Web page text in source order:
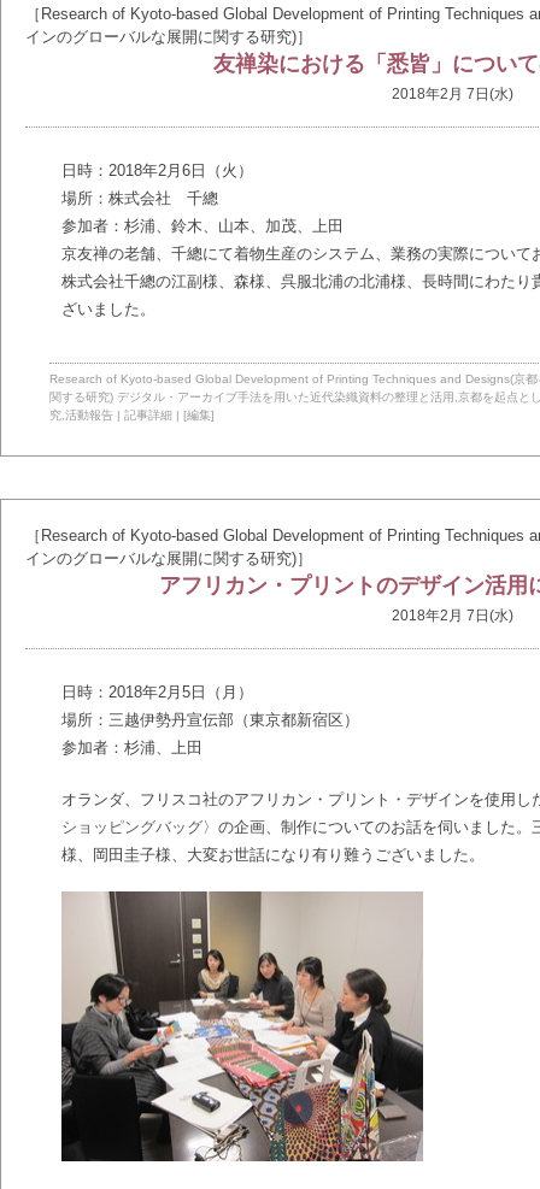
［Research of Kyoto-based Global Development of Printing Techniques
インのグローバルな展開に関する研究)］
友禅染における「悉皆」につい
2018年2月 7日(水)
日時：2018年2月6日（火）
場所：株式会社 千總
参加者：杉浦、鈴木、山本、加茂、上田
京友禅の老舗、千總にて着物生産のシステム、業務の実際について
株式会社千總の江副様、森様、呉服北浦の北浦様、長時間にわたり
ざいました。
Research of Kyoto-based Global Development of Printing Techniques and Designs(京
関する研究) デジタル・アーカイブ手法を用いた近代染織資料の整理と活用 京都を起点と
究 活動報告 | 記事詳細 | [編集]
［Research of Kyoto-based Global Development of Printing Techniques
インのグローバルな展開に関する研究)］
アフリカン・プリントのデザイン活用
2018年2月 7日(水)
日時：2018年2月5日（月）
場所：三越伊勢丹宣伝部（東京都新宿区）
参加者：杉浦、上田
オランダ、フリスコ社のアフリカン・プリント・デザインを使用し
ショッピングバッグ〉の企画、制作についてのお話を伺いました
様、岡田圭子様、大変お世話になり有り難うございました。